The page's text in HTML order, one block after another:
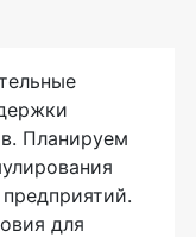
Планируем
для